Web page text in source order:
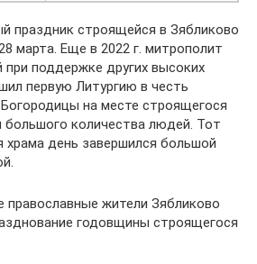
праздник строящейся в Зябликово
марта. Еще в 2022 г. митрополит
при поддержке других высоких
первую Литургию в честь
на месте строящегося
большого количества людей. Тот
храма день завершился большой
православные жители Зябликово
годовщины строящегося